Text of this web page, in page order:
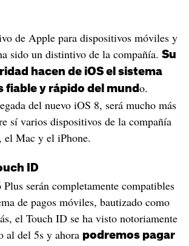
de Apple para dispositivos móviles y
sido un distintivo de la compañía. Su
hacen de iOS el sistema
fiable y rápido del mund o.
del nuevo iOS 8, será mucho más
sí varios dispositivos de la compañía
el Mac y el iPhone.
ID
serán completamente compatibles
de pagos móviles, bautizado como
el Touch ID se ha visto notoriamente
al del 5s y ahora podremos pagar